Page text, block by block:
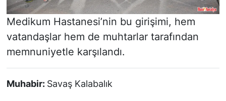
Medikum Hastanesi’nin bu girişimi, hem
vatandaşlar hem de muhtarlar tarafından
memnuniyetle karşılandı.
Muhabir: Savaş Kalabalık